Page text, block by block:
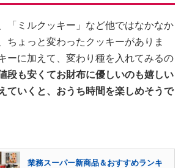
「ミルクッキー」など他ではなかなか
ちょっと変わったクッキーがありま
ーに加えて、変わり種を入れてみるの
段も安くてお財布に優しいのも嬉しい
ていくと、おうち時間を楽しめそうで
業務スーパー新商品＆おすすめランキ